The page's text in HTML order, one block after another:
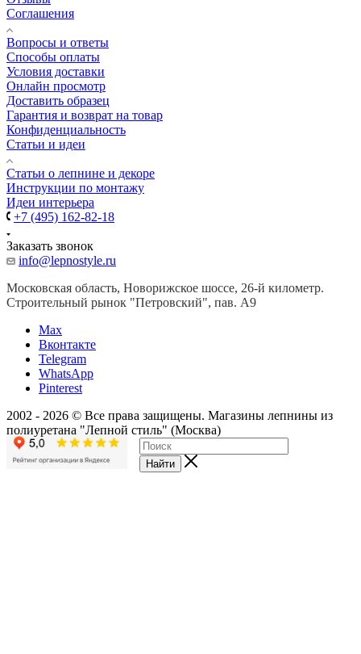
Соглашения
Вопросы и ответы
Способы оплаты
Условия доставки
Онлайн просмотр
Доставить образец
Гарантия и возврат на товар
Конфиденциальность
Статьи и идеи
Cтатьи о лепнине и декоре
Инструкции по монтажу
Идеи интерьера
+7 (495) 162-82-18
Заказать звонок
info@lepnostyle.ru
Московская область, Новорижское шоссе, 26-й километр.
Строительный рынок "Петровский", пав. А9
Мах
Вконтакте
Telegram
WhatsApp
Pinterest
2002 - 2026 © Все права защищены. Магазины лепнины из
полиуретана "Лепной стиль" (Москва)
Найти